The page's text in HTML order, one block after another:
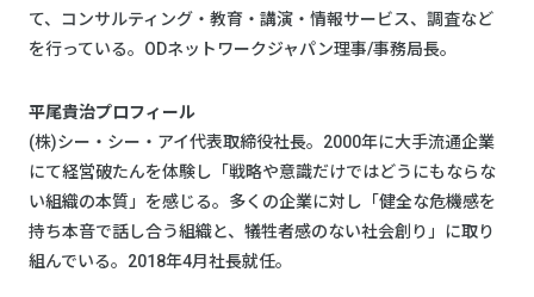
て、コンサルティング・教育・講演・情報サービス、調査など
を行っている。ODネットワークジャパン理事/事務局長。
平尾貴治プロフィール
(株)シー・シー・アイ代表取締役社長。2000年に大手流通企業
にて経営破たんを体験し「戦略や意識だけではどうにもならな
い組織の本質」を感じる。多くの企業に対し「健全な危機感を
持ち本音で話し合う組織と、犠牲者感のない社会創り」に取り
組んでいる。2018年4月社長就任。